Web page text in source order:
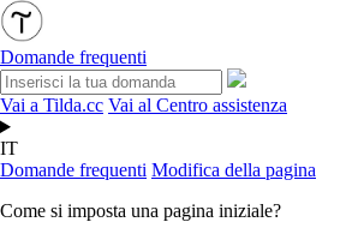
Domande frequenti
Vai a Tilda.cc Vai al Centro assistenza
IT
Domande frequenti Modifica della pagina
Come si imposta una pagina iniziale?